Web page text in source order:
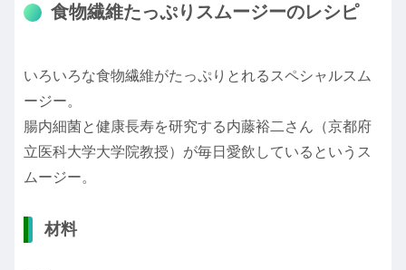
食物繊維たっぷりスムージーのレシピ
いろいろな食物繊維がたっぷりとれるスペシャルスム
ージー。
腸内細菌と健康長寿を研究する内藤裕二さん（京都府
立医科大学大学院教授）が毎日愛飲しているというス
ムージー。
材料